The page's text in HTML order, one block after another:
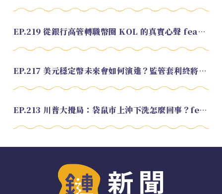
EP.219 從銀行高管轉職幣圈 KOL 的真實心聲 feat.龜大
EP.217 美元穩定幣未來會如何演進？監管套利終將收斂？feat. 研究員 余哲安
EP.213 川普大攪局：袋鼠市上沖下洗怎麼回事？feat. Alvin